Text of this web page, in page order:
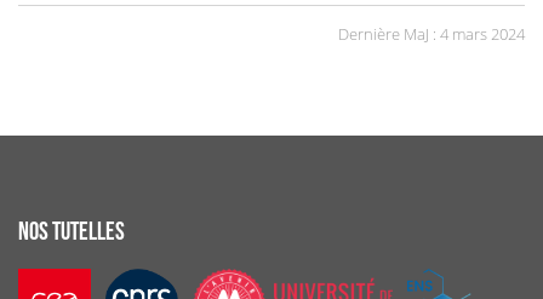
Dernière MaJ : 4 mars 2024
NOS TUTELLES